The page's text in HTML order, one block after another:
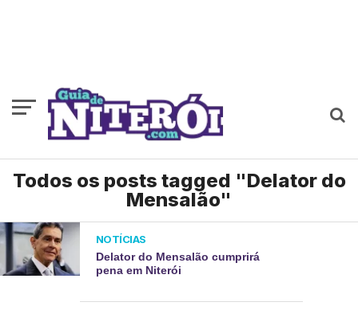
Todos os posts tagged "Delator do
Mensalão"
NOTÍCIAS
Delator do Mensalão cumprirá
pena em Niterói